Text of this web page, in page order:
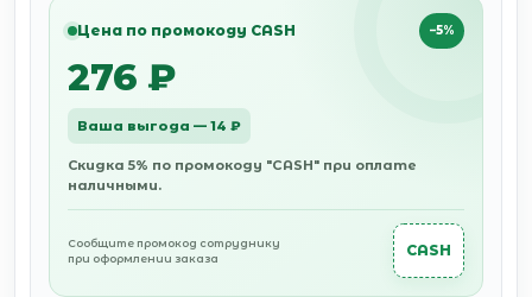
Цена по промокоду CASH −5%
276 ₽
Ваша выгода — 14 ₽
Скидка 5% по промокоду "CASH" при оплате
наличными.
Сообщите промокод сотруднику
при оформлении заказа
CASH